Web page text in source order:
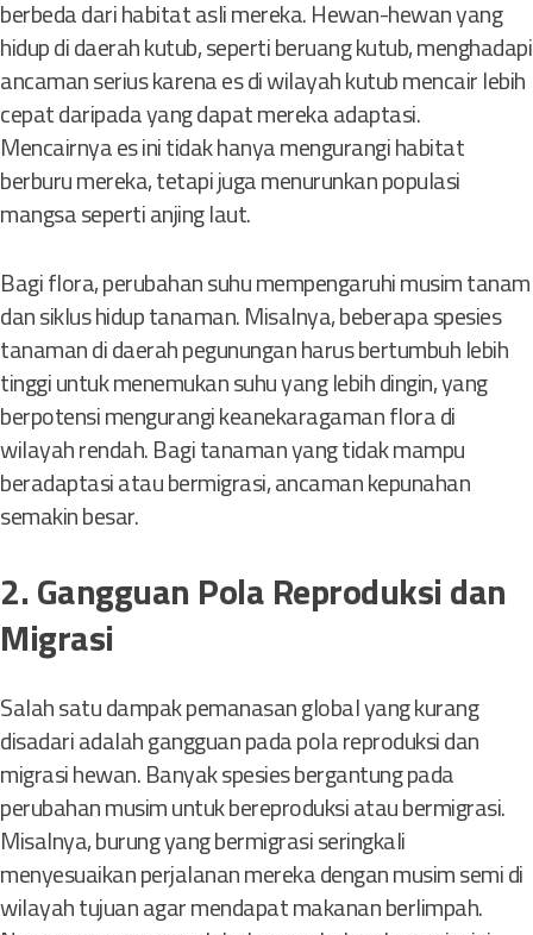
berbeda dari habitat asli mereka. Hewan-hewan yang
hidup di daerah kutub, seperti beruang kutub, menghadapi
ancaman serius karena es di wilayah kutub mencair lebih
cepat daripada yang dapat mereka adaptasi.
Mencairnya es ini tidak hanya mengurangi habitat
berburu mereka, tetapi juga menurunkan populasi
mangsa seperti anjing laut.
Bagi flora, perubahan suhu mempengaruhi musim tanam
dan siklus hidup tanaman. Misalnya, beberapa spesies
tanaman di daerah pegunungan harus bertumbuh lebih
tinggi untuk menemukan suhu yang lebih dingin, yang
berpotensi mengurangi keanekaragaman flora di
wilayah rendah. Bagi tanaman yang tidak mampu
beradaptasi atau bermigrasi, ancaman kepunahan
semakin besar.
2. Gangguan Pola Reproduksi dan
Migrasi
Salah satu dampak pemanasan global yang kurang
disadari adalah gangguan pada pola reproduksi dan
migrasi hewan. Banyak spesies bergantung pada
perubahan musim untuk bereproduksi atau bermigrasi.
Misalnya, burung yang bermigrasi seringkali
menyesuaikan perjalanan mereka dengan musim semi di
wilayah tujuan agar mendapat makanan berlimpah.